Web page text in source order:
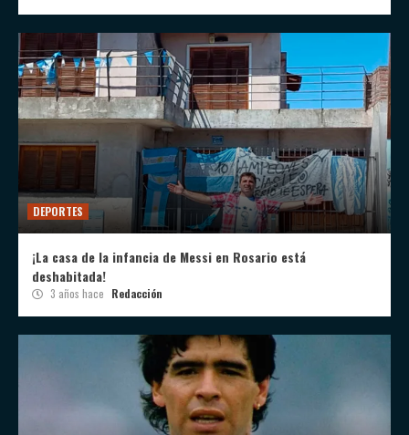
DEPORTES
¡La casa de la infancia de Messi en Rosario está
deshabitada!
3 años hace Redacción